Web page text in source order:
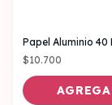
$10.700